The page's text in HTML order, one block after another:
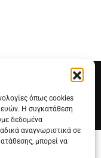
όπως cookies
Η συγκατάθεση
δεδομένα
αναγνωριστικά σε
μπορεί να